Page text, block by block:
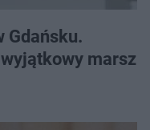
Gdańsku.
marsz